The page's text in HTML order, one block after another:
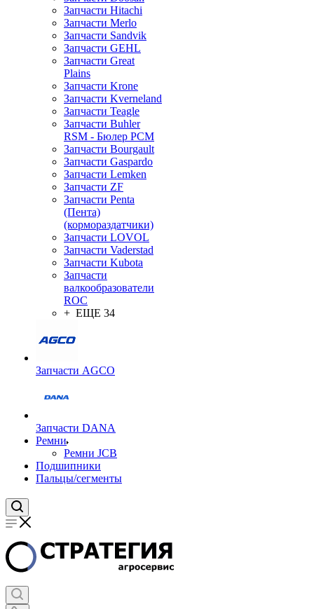
Запчасти Hitachi
Запчасти Merlo
Запчасти Sandvik
Запчасти GEHL
Запчасти Great
Plains
Запчасти Krone
Запчасти Kverneland
Запчасти Teagle
Запчасти Buhler
RSM - Бюлер РСМ
Запчасти Bourgault
Запчасти Gaspardo
Запчасти Lemken
Запчасти ZF
Запчасти Penta
(Пента)
(кормораздатчики)
Запчасти LOVOL
Запчасти Vaderstad
Запчасти Kubota
Запчасти
валкообразователи
ROC
+ ЕЩЕ 34
Запчасти AGCO
Запчасти DANA
Ремни
Ремни JCB
Подшипники
Пальцы/сегменты